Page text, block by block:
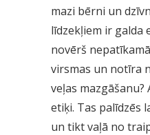
mazi bērni un
līdzekļiem ir galda
novērš
virsmas un notīra
veļas
etiķi. Tas palīdzēs
un tikt vaļā no